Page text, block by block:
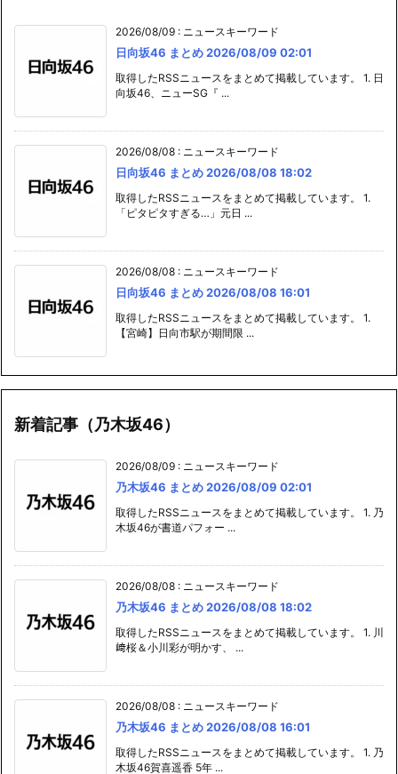
2026/08/09 : ニュースキーワード
日向坂46 まとめ 2026/08/09 02:01
取得したRSSニュースをまとめて掲載しています。 1. 日
向坂46、ニューSG『 ...
2026/08/08 : ニュースキーワード
日向坂46 まとめ 2026/08/08 18:02
取得したRSSニュースをまとめて掲載しています。 1.
「ピタピタすぎる…」元日 ...
2026/08/08 : ニュースキーワード
日向坂46 まとめ 2026/08/08 16:01
取得したRSSニュースをまとめて掲載しています。 1.
【宮崎】日向市駅が期間限 ...
新着記事（乃木坂46）
2026/08/09 : ニュースキーワード
乃木坂46 まとめ 2026/08/09 02:01
取得したRSSニュースをまとめて掲載しています。 1. 乃
木坂46が書道パフォー ...
2026/08/08 : ニュースキーワード
乃木坂46 まとめ 2026/08/08 18:02
取得したRSSニュースをまとめて掲載しています。 1. 川
﨑桜＆小川彩が明かす、 ...
2026/08/08 : ニュースキーワード
乃木坂46 まとめ 2026/08/08 16:01
取得したRSSニュースをまとめて掲載しています。 1. 乃
木坂46賀喜遥香 5年 ...